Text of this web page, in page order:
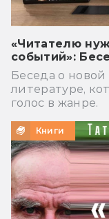
«Читателю
событий»:
Беседа о новой
литературе,
голос в жанре.
Книги